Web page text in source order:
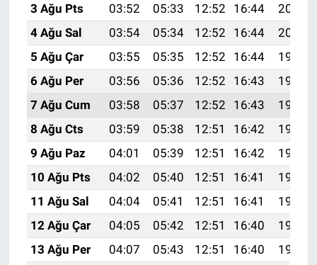
3 Ağu Pts
03:52 05:33 12:52 16:44
20:01
4 Ağu Sal
03:54 05:34 12:52 16:44
20:00
5 Ağu Çar
03:55 05:35 12:52 16:44
19:58
6 Ağu Per
03:56 05:36 12:52 16:43
19:57
7 Ağu Cum
03:58 05:37 12:52 16:43
19:56
8 Ağu Cts
03:59 05:38 12:51 16:42
19:55
9 Ağu Paz
04:01 05:39 12:51 16:42
19:54
10 Ağu Pts
04:02 05:40 12:51 16:41
19:52
11 Ağu Sal
04:04 05:41 12:51 16:41
19:51
12 Ağu Çar
04:05 05:42 12:51 16:40
19:50
13 Ağu Per
04:07 05:43 12:51 16:40
19:49